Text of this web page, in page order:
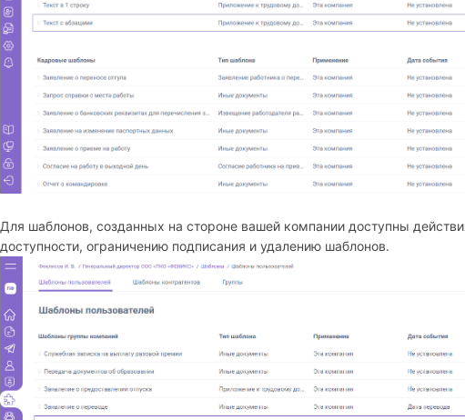
Для шаблонов, созданных на стороне вашей компании доступны
доступности, ограничению подписания и удалению шаблонов.